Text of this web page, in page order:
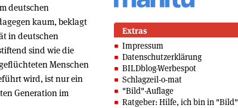
deutschen
kaum, beklagt
in deutschen
sind wie die
Menschen
wird, ist nur ein
Generation im
Extras
Impressum
Datenschutzerklärung
BILDblog-Werbespot
Schlagzeil-o-mat
"Bild"-Auflage
Ratgeber: Hilfe, ich bin in "Bild"